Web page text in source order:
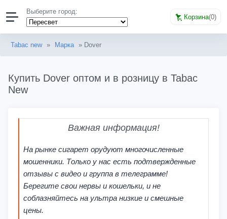
Выберите город:
Корзина(0)
Tabac new » Марка » Dover
Купить Dover оптом и в розницу в Tabac
New
Важная информация!
На рынке сигарет орудуют многочисленные
мошенники. Только у нас есть подтвержденные
отзывы с видео и группа в телеграмме!
Берегите свои нервы и кошельки, и не
соблазняйтесь на ультра низкие и смешные
цены.